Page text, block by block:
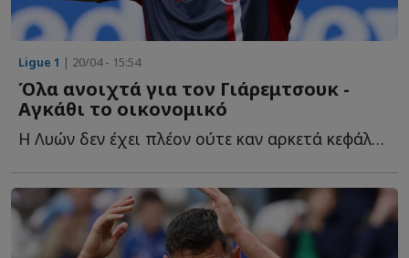
Ligue 1 | 20/04 - 15:54
Όλα ανοιχτά για τον Γιάρεμτσουκ -
Αγκάθι το οικονομικό
Η Λυών δεν έχει πλέον ούτε καν αρκετά κεφάλαια για να α...